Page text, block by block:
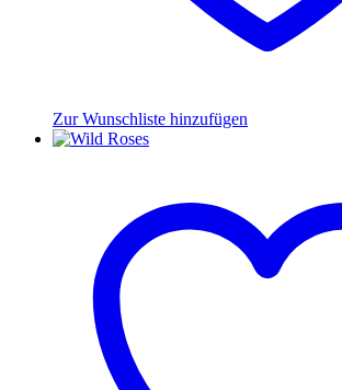
Zur Wunschliste hinzufügen